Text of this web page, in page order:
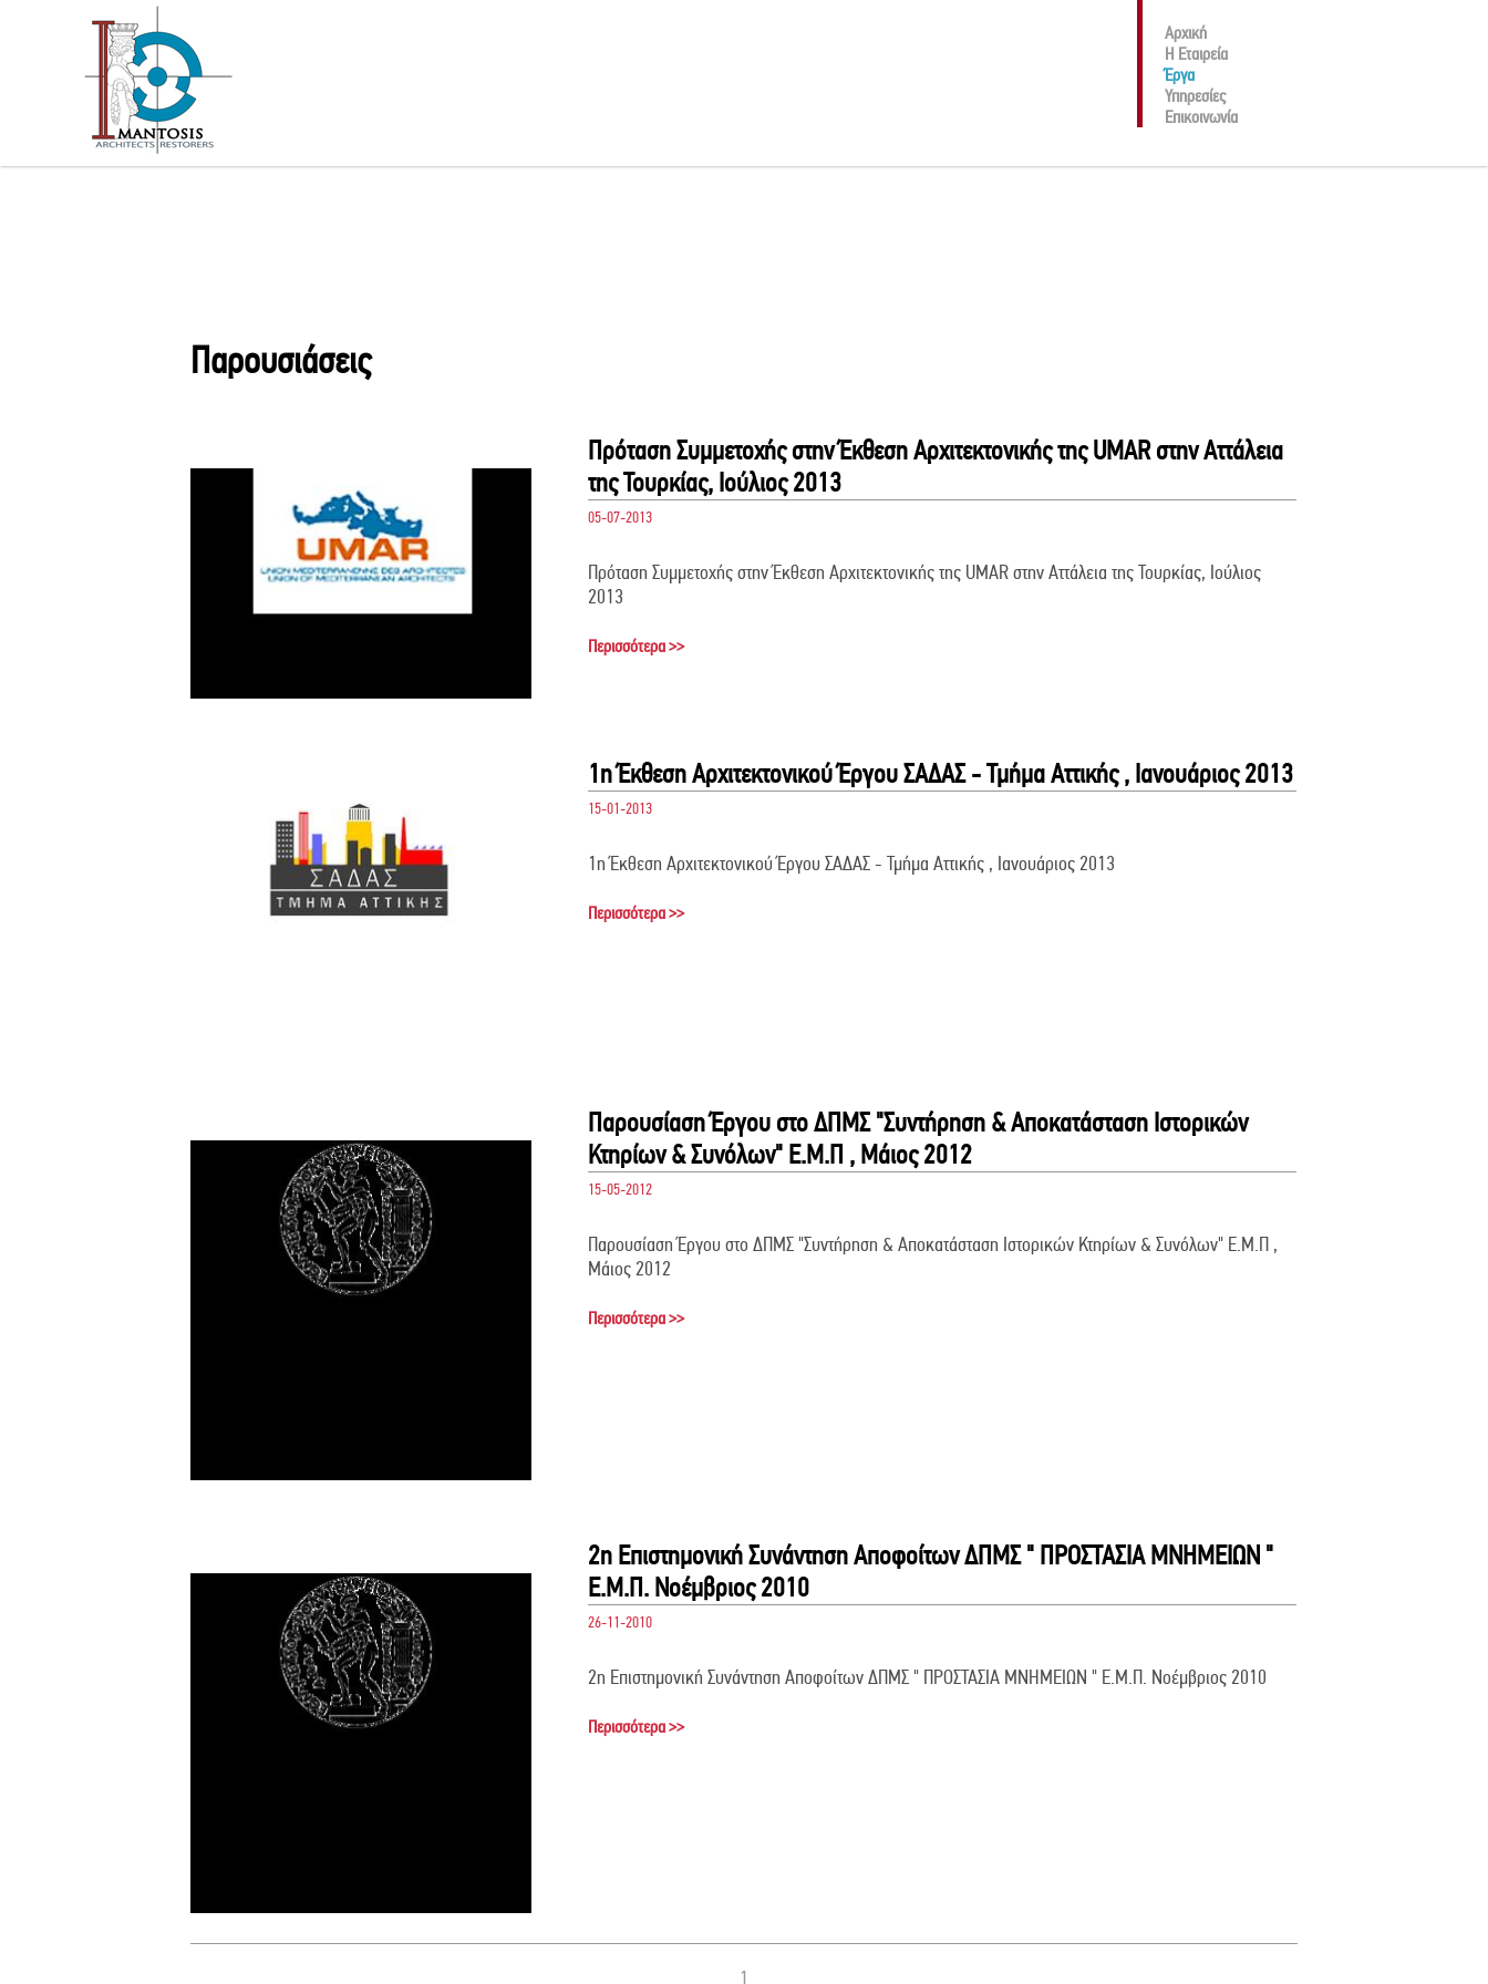
Αρχική
H Εταιρεία
Έργα
Υπηρεσίες
Επικοινωνία
Παρουσιάσεις
Πρόταση Συμμετοχής στην Έκθεση Αρχιτεκτονικής της UMAR στην Αττάλεια
της Τουρκίας, Ιούλιος 2013
05-07-2013
Πρόταση Συμμετοχής στην Έκθεση Αρχιτεκτονικής της UMAR στην Αττάλεια της Τουρκίας, Ιούλιος
2013
Περισσότερα >>
1η Έκθεση Αρχιτεκτονικού Έργου ΣΑΔΑΣ - Τμήμα Αττικής , Ιανουάριος 2013
15-01-2013
1η Έκθεση Αρχιτεκτονικού Έργου ΣΑΔΑΣ - Τμήμα Αττικής , Ιανουάριος 2013
Περισσότερα >>
Παρουσίαση Έργου στο ΔΠΜΣ "Συντήρηση & Αποκατάσταση Ιστορικών
Κτηρίων & Συνόλων" Ε.Μ.Π , Μάιος 2012
15-05-2012
Παρουσίαση Έργου στο ΔΠΜΣ "Συντήρηση & Αποκατάσταση Ιστορικών Κτηρίων & Συνόλων" Ε.Μ.Π ,
Μάιος 2012
Περισσότερα >>
2η Επιστημονική Συνάντηση Αποφοίτων ΔΠΜΣ " ΠΡΟΣΤΑΣΙΑ ΜΝΗΜΕΙΩΝ "
Ε.Μ.Π. Νοέμβριος 2010
26-11-2010
2η Επιστημονική Συνάντηση Αποφοίτων ΔΠΜΣ " ΠΡΟΣΤΑΣΙΑ ΜΝΗΜΕΙΩΝ " Ε.Μ.Π. Νοέμβριος 2010
Περισσότερα >>
1